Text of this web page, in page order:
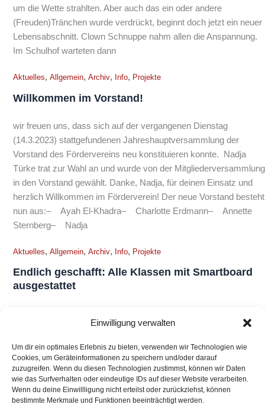
Einwilligung verwalten
Um dir ein optimales Erlebnis zu bieten, verwenden wir Technologien wie
Cookies, um Geräteinformationen zu speichern und/oder darauf
zuzugreifen. Wenn du diesen Technologien zustimmst, können wir Daten
wie das Surfverhalten oder eindeutige IDs auf dieser Website verarbeiten.
Wenn du deine Einwillligung nicht erteilst oder zurückziehst, können
bestimmte Merkmale und Funktionen beeinträchtigt werden.
um die Wette strahlten. Aber auch das ein oder andere
(Freuden)Tränchen wurde verdrückt, beginnt doch jetzt ein neuer
Lebensabschnitt. Clown Schnuppe nahm allen die Anspannung.
Im Schulhof warteten dann
Aktuelles, Allgemein, Archiv, Info, Projekte
Willkommen im Vorstand!
wir freuen uns, dass sich auf der vergangenen Dienstag
(14.3.2023) stattgefundenen Jahreshauptversammlung der
Vorstand des Fördervereins neu konstituieren konnte. Nadja
Türke trat zur Wahl an und wurde von der Mitgliederversammlung
in den Vorstand gewählt. Danke, Nadja, für deinen Einsatz und
herzlich Willkommen im Förderverein! Der neue Vorstand besteht
nun aus:– Ayah El-Khadra– Charlotte Erdmann– Annette
Sternberg– Nadja
Aktuelles, Allgemein, Archiv, Info, Projekte
Endlich geschafft: Alle Klassen mit Smartboard
ausgestattet
tatsächlich vollbracht, wie uns Verwaltungsleiterin Frau Franz
ein Smartboard!“ Sie schreibt weiter: „Wir wollten uns noch mal
sehr herzlich für die unkomplizierte Abwicklung mit dem
Förderverein und der Firma Minhoff bedanken! Das hat alles
ganz